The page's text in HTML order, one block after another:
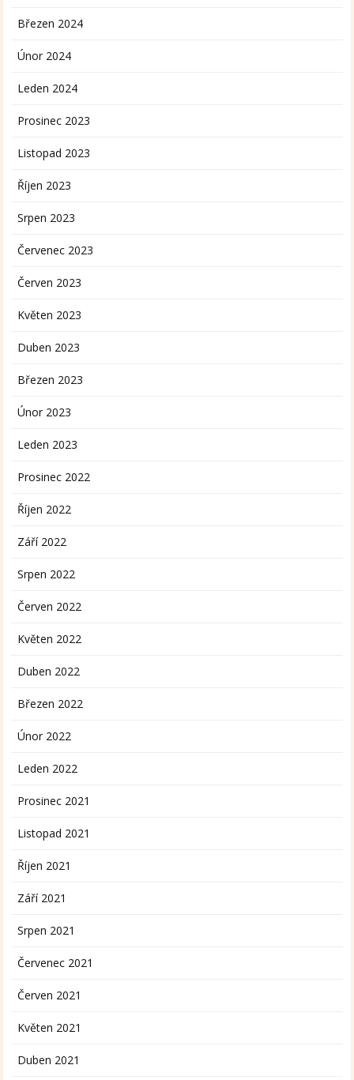
Březen 2024
Únor 2024
Leden 2024
Prosinec 2023
Listopad 2023
Říjen 2023
Srpen 2023
Červenec 2023
Červen 2023
Květen 2023
Duben 2023
Březen 2023
Únor 2023
Leden 2023
Prosinec 2022
Říjen 2022
Září 2022
Srpen 2022
Červen 2022
Květen 2022
Duben 2022
Březen 2022
Únor 2022
Leden 2022
Prosinec 2021
Listopad 2021
Říjen 2021
Září 2021
Srpen 2021
Červenec 2021
Červen 2021
Květen 2021
Duben 2021